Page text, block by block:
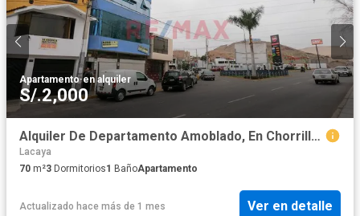
Apartamento·en alquiler
S/.2,000
Alquiler De Departamento Amoblado, En Chorrillos.
Lacaya
70 m²3 Dormitorios1 BañoApartamento
Actualizado hace más de 1 mes Ver en detalle